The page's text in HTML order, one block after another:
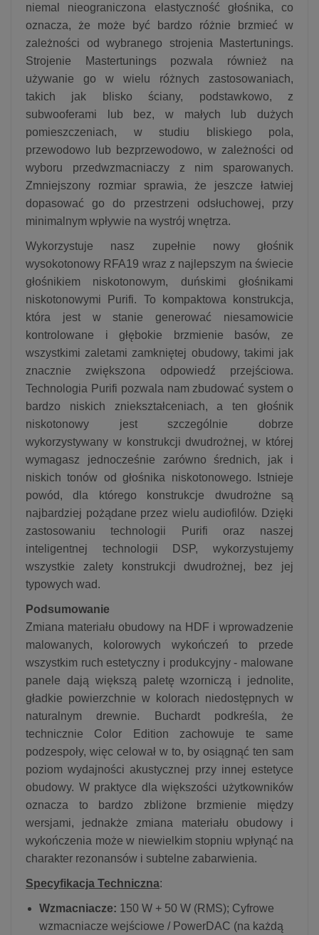
niemal nieograniczona elastyczność głośnika, co
oznacza, że ​​może być bardzo różnie brzmieć w
zależności od wybranego strojenia Mastertunings.
Strojenie Mastertunings pozwala również na
używanie go w wielu różnych zastosowaniach,
takich jak blisko ściany, podstawkowo, z
subwooferami lub bez, w małych lub dużych
pomieszczeniach, w studiu bliskiego pola,
przewodowo lub bezprzewodowo, w zależności od
wyboru przedwzmacniaczy z nim sparowanych.
Zmniejszony rozmiar sprawia, że ​​jeszcze łatwiej
dopasować go do przestrzeni odsłuchowej, przy
minimalnym wpływie na wystrój wnętrza.
Wykorzystuje nasz zupełnie nowy głośnik
wysokotonowy RFA19 wraz z najlepszym na świecie
głośnikiem niskotonowym, duńskimi głośnikami
niskotonowymi Purifi. To kompaktowa konstrukcja,
która jest w stanie generować niesamowicie
kontrolowane i głębokie brzmienie basów, ze
wszystkimi zaletami zamkniętej obudowy, takimi jak
znacznie zwiększona odpowiedź przejściowa.
Technologia Purifi pozwala nam zbudować system o
bardzo niskich zniekształceniach, a ten głośnik
niskotonowy jest szczególnie dobrze
wykorzystywany w konstrukcji dwudrożnej, w której
wymagasz jednocześnie zarówno średnich, jak i
niskich tonów od głośnika niskotonowego. Istnieje
powód, dla którego konstrukcje dwudrożne są
najbardziej pożądane przez wielu audiofilów. Dzięki
zastosowaniu technologii Purifi oraz naszej
inteligentnej technologii DSP, wykorzystujemy
wszystkie zalety konstrukcji dwudrożnej, bez jej
typowych wad.
Podsumowanie
Zmiana materiału obudowy na HDF i wprowadzenie
malowanych, kolorowych wykończeń to przede
wszystkim ruch estetyczny i produkcyjny - malowane
panele dają większą paletę wzorniczą i jednolite,
gładkie powierzchnie w kolorach niedostępnych w
naturalnym drewnie. Buchardt podkreśla, że
technicznie Color Edition zachowuje te same
podzespoły, więc celował w to, by osiągnąć ten sam
poziom wydajności akustycznej przy innej estetyce
obudowy. W praktyce dla większości użytkowników
oznacza to bardzo zbliżone brzmienie między
wersjami, jednakże zmiana materiału obudowy i
wykończenia może w niewielkim stopniu wpłynąć na
charakter rezonansów i subtelne zabarwienia.
Specyfikacja Techniczna:
Wzmacniacze: 150 W + 50 W (RMS); Cyfrowe
wzmacniacze wejściowe / PowerDAC (na każdą